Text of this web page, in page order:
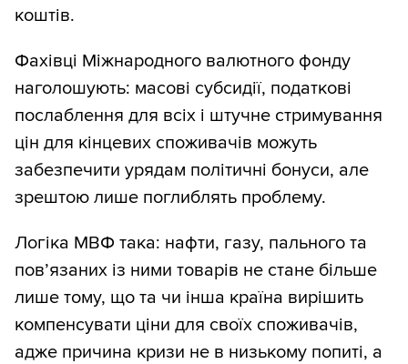
коштів.
Фахівці Міжнародного валютного фонду
наголошують: масові субсидії, податкові
послаблення для всіх і штучне стримування
цін для кінцевих споживачів можуть
забезпечити урядам політичні бонуси, але
зрештою лише поглиблять проблему.
Логіка МВФ така: нафти, газу, пального та
пов’язаних із ними товарів не стане більше
лише тому, що та чи інша країна вирішить
компенсувати ціни для своїх споживачів,
адже причина кризи не в низькому попиті, а